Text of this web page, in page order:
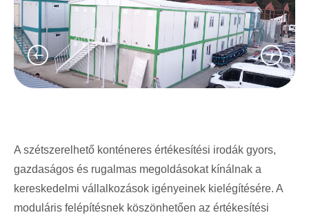
A szétszerelhető konténeres értékesítési irodák gyors,
gazdaságos és rugalmas megoldásokat kínálnak a
kereskedelmi vállalkozások igényeinek kielégítésére. A
moduláris felépítésnek köszönhetően az értékesítési